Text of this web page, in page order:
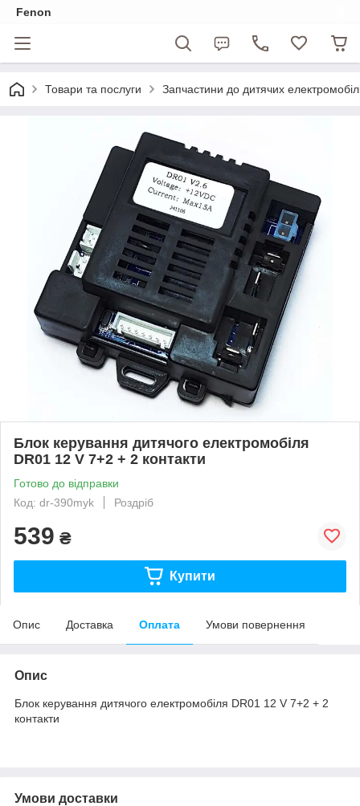
Fenon
Товари та послуги Запчастини до дитячих
Блок керування дитячого електромобіля
DR01 12 V 7+2 + 2 контакти
Готово до відправки
Код: dr-390myk
Роздріб
539 ₴
Купити
Опис Доставка Оплата Умови повернення
Опис
Блок керування дитячого електромобіля DR01 12 V 7+2 + 2
контакти
Умови доставки